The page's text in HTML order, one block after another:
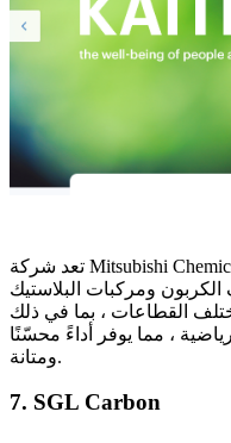
تعد شركة Mitsubishi Chemical Corporation رائدة عالمية في إنتاج
الكربون ومركبات البلاستيك
القطاعات ، بما في ذلك
، مما يوفر أداءً محسّنًا
ومتانة.
7. SGL Carbon